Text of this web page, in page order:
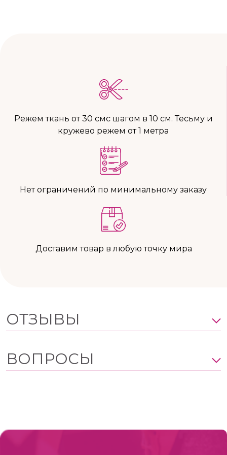
Режем ткань от 30 смс шагом в 10 см. Тесьму и
кружево режем от 1 метра
Нет ограничений по минимальному заказу
Доставим товар в любую точку мира
ОТЗЫВЫ
ВОПРОСЫ